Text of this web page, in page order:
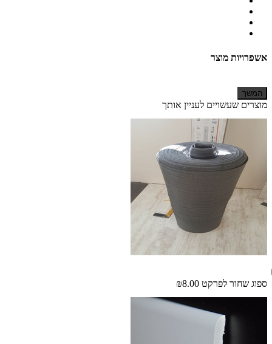
אשפרויות מוצר
המשך
מוצרים שעשויים לעניין אותך
ספוג שחור לפרקט ₪8.00